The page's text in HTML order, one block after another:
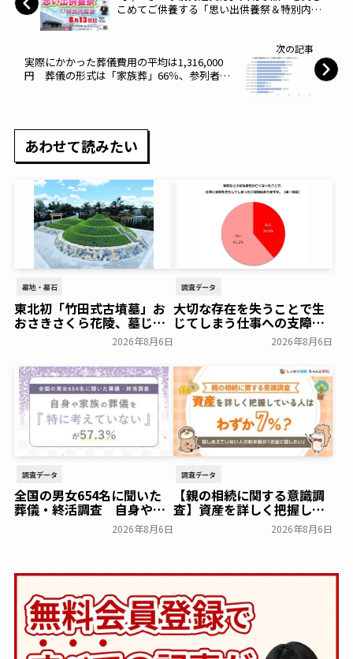
こめてご供養する「思い出供養祭＆特別内覧
次の記事
実際にかかった葬儀費用の平均は1,316,000
円 葬儀の形式は「家族葬」66％、参列者数
あわせて読みたい
墓地・墓石
東北初「竹田式古墳墓」お
おさきさくら花陵、墓じま
いのご負担を軽減する「墓
じまいアシストプラン」を
開始 ─ 合同永久埋葬（合祀
墓）への改葬がお二人目以
降100,000円（税込）に
【株式会社前方後円墳】～
前方後円墳～ 一般公開
2026年8月6日
調査データ
大切な存在を失うことで生
じてしまう仕事への支障
「経験がある」38.8％～ビ
ースタイルグループ～
一般公開
2026年8月6日
調査データ
全国の男女654名に聞いた
葬儀・終活調査 自身や家
族の葬儀について「特に考
えていない」が57.3％～
2026年8月6日
調査データ
【親の相続に関する意識調
査】資産を詳しく把握して
いる人はわずか7％？具体的
に話せていない人の約半数
節約。」が親の相続につい
て400名を対象に意識調査
を実施～Sasuke Financial
Lab～ 一般公開
2026年8月6日